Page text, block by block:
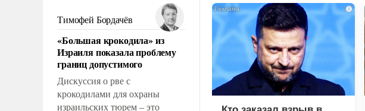
политические прожекты будут
беспрекословно оплачиваться
за счет российских
налогоплательщиков, и где за
свои поступки не нужно
отвечать.
Тимофей Бордачёв
«Большая крокодила» из
Израиля показала проблему
границ допустимого
Дискуссия о рве с
крокодилами для охраны
израильских тюрем – это
i